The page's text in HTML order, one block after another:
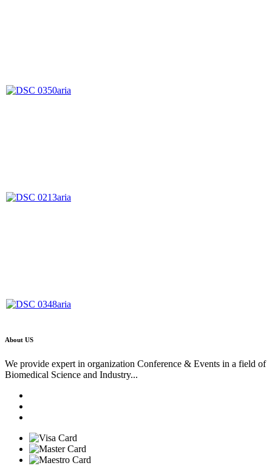
About US
We provide expert in organization Conference & Events in a field of
Biomedical Science and Industry...